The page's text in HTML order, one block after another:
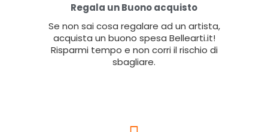
Regala un Buono acquisto
Se non sai cosa regalare ad un artista,
acquista un buono spesa Bellearti.it!
Risparmi tempo e non corri il rischio di
sbagliare.